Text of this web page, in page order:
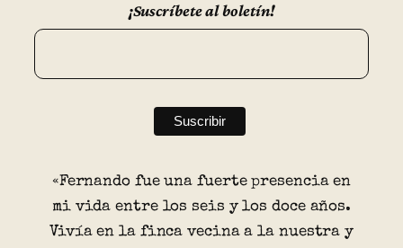
¡Suscríbete al boletín!
«Fernando fue una fuerte presencia en
mi vida entre los seis y los doce años.
Vivía en la finca vecina a la nuestra y